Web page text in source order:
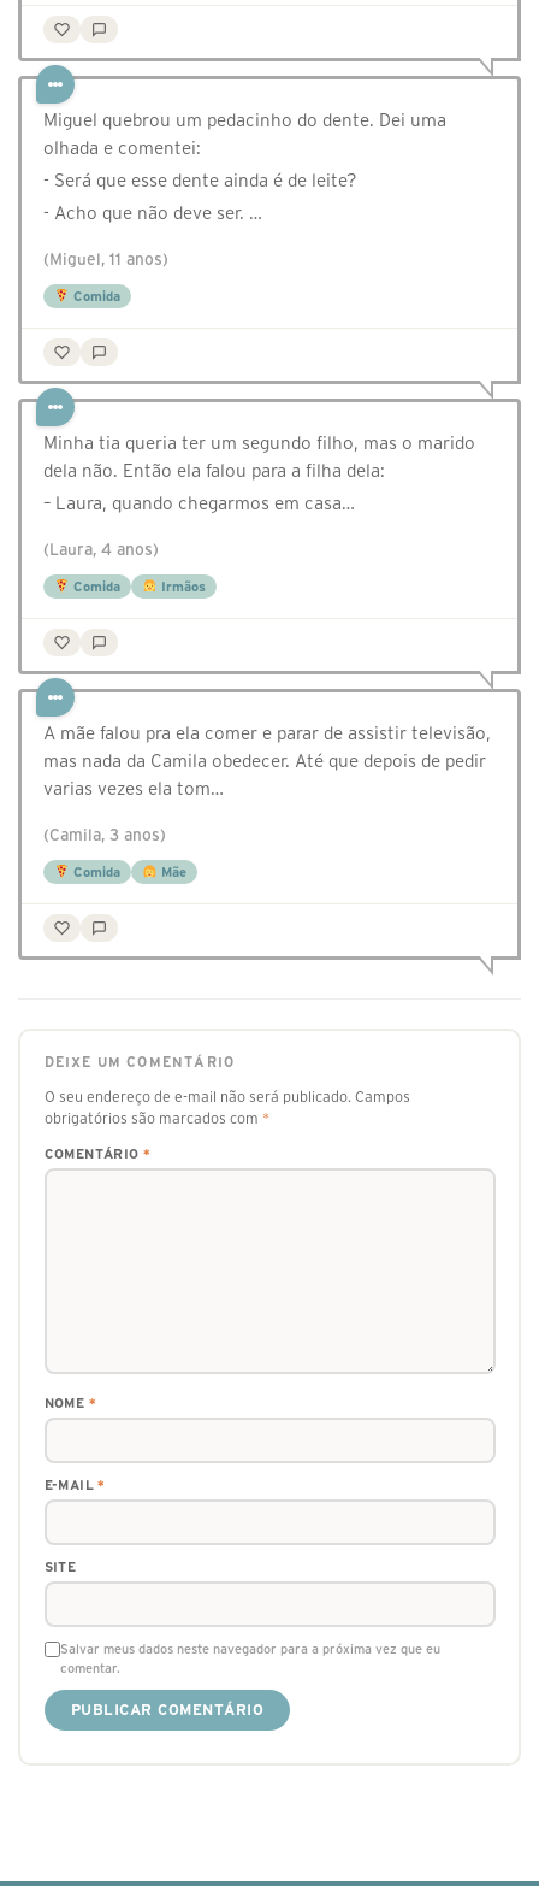
Miguel quebrou um pedacinho do dente. Dei uma
olhada e comentei:
- Será que esse dente ainda é de leite?
- Acho que não deve ser. …
(Miguel, 11 anos)
Comida
Minha tia queria ter um segundo filho, mas o marido
dela não. Então ela falou para a filha dela:
– Laura, quando chegarmos em casa…
(Laura, 4 anos)
Comida Irmãos
A mãe falou pra ela comer e parar de assistir televisão,
mas nada da Camila obedecer. Até que depois de pedir
varias vezes ela tom…
(Camila, 3 anos)
Comida Mãe
DEIXE UM COMENTÁRIO
O seu endereço de e-mail não será publicado. Campos
obrigatórios são marcados com *
COMENTÁRIO *
NOME *
E-MAIL*
SITE
Salvar meus dados neste navegador para a próxima vez que eu
comentar.